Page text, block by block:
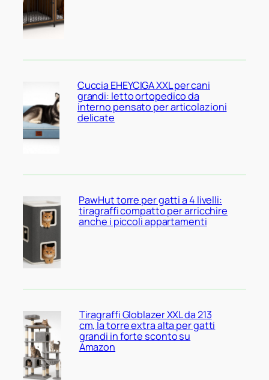
Cuccia EHEYCIGA XXL per cani
grandi: letto ortopedico da
interno pensato per articolazioni
delicate
PawHut torre per gatti a 4 livelli:
tiragraffi compatto per arricchire
anche i piccoli appartamenti
Tiragraffi Globlazer XXL da 213
cm, la torre extra alta per gatti
grandi in forte sconto su
Amazon